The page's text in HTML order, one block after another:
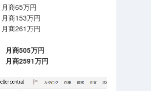
商65万円
商153万円
商261万円
月商505万円
月商2591万円